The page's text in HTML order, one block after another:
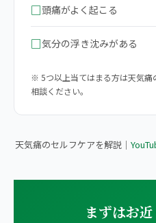
□頭痛がよく起こる
□気分の浮き沈みがある
※ 5つ以上当てはまる方は天気痛
相談ください。
て教えます
天気痛のセルフケアを解説｜
まずはお